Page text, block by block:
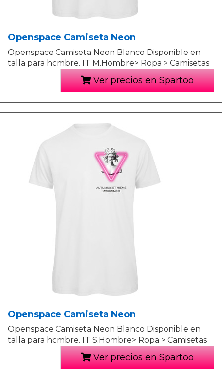
Openspace Camiseta Neon
Openspace Camiseta Neon Blanco Disponible en
talla para hombre. IT M.Hombre> Ropa > Camisetas
Ver precios en Spartoo
Openspace Camiseta Neon
Openspace Camiseta Neon Blanco Disponible en
talla para hombre. IT S.Hombre> Ropa > Camisetas
Ver precios en Spartoo